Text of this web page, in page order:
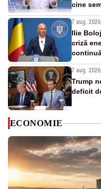
cine
7 aug.
Ilie
criză
7 aug.
Trump
deficit
ECONOMIE